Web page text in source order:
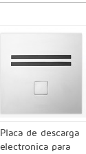
Placa de descarga
electronica para